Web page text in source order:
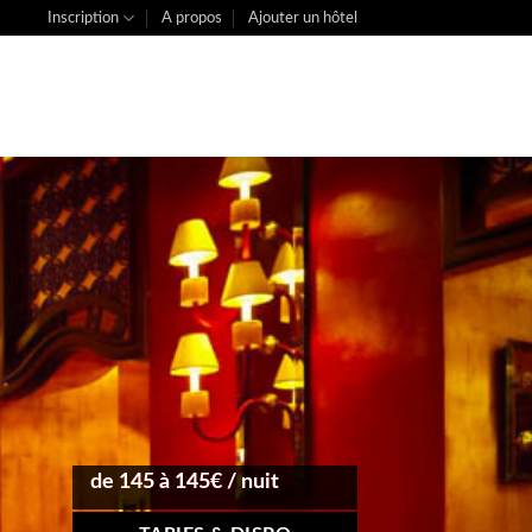
Inscription A propos Ajouter un hôtel
de 145 à 145€ / nuit